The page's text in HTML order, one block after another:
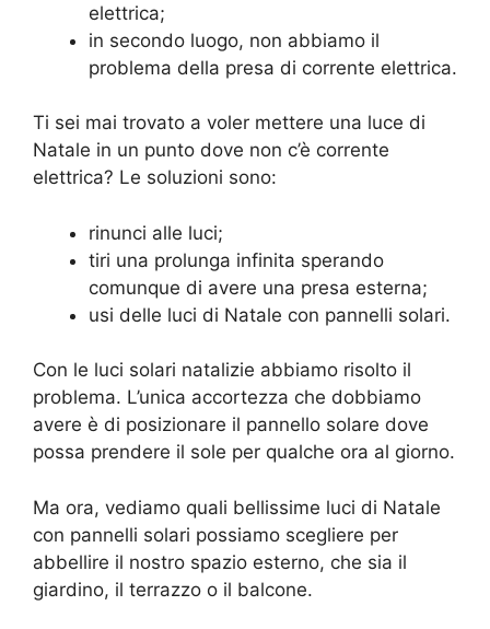
elettrica;
in secondo luogo, non abbiamo il
problema della presa di corrente elettrica.
Ti sei mai trovato a voler mettere una luce di
Natale in un punto dove non c’è corrente
elettrica? Le soluzioni sono:
rinunci alle luci;
tiri una prolunga infinita sperando
comunque di avere una presa esterna;
usi delle luci di Natale con pannelli solari.
Con le luci solari natalizie abbiamo risolto il
problema. L’unica accortezza che dobbiamo
avere è di posizionare il pannello solare dove
possa prendere il sole per qualche ora al giorno.
Ma ora, vediamo quali bellissime luci di Natale
con pannelli solari possiamo scegliere per
abbellire il nostro spazio esterno, che sia il
giardino, il terrazzo o il balcone.